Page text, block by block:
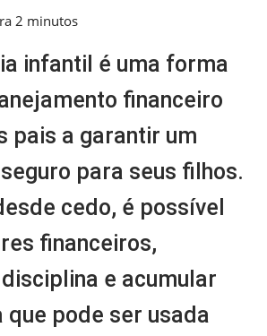
2 minutos
infantil é uma forma
financeiro
pais a garantir um
para seus filhos.
cedo, é possível
financeiros,
e acumular
que pode ser usada